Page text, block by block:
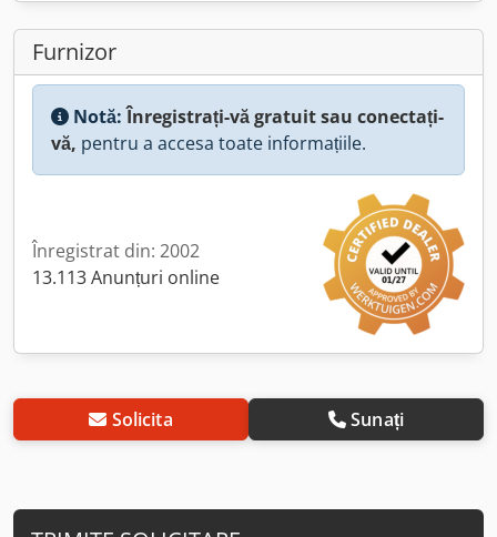
Furnizor
Notă:Înregistrați-vă gratuit sau conectați-
vă, pentru a accesa toate informațiile.
Înregistrat din: 2002
13.113 Anunțuri online
Solicita Sunați